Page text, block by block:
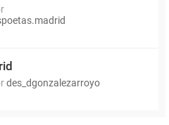
des_dgonzalezarroyo